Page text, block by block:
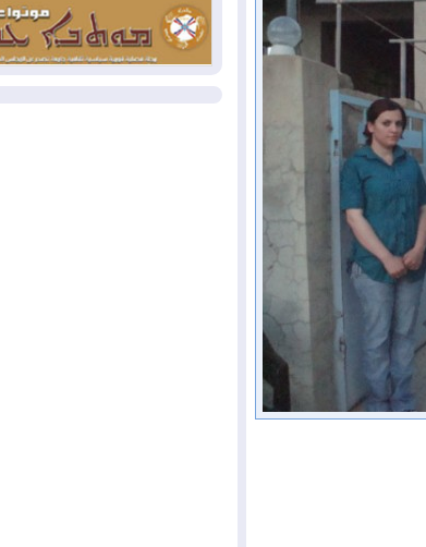
2026-08-01
النفط: اتفاقية
يومياً